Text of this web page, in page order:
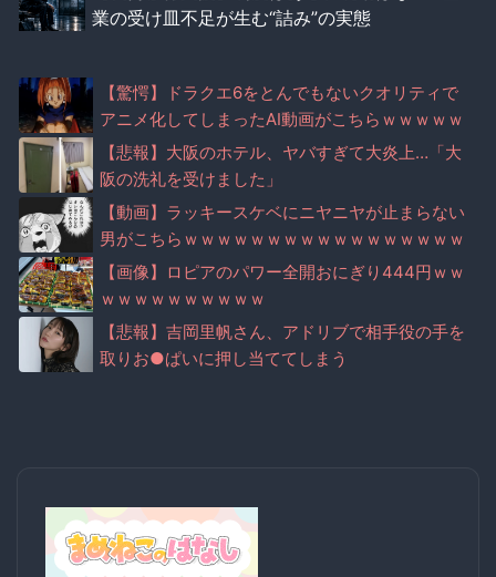
業の受け皿不足が生む“詰み”の実態
【驚愕】ドラクエ6をとんでもないクオリティで
アニメ化してしまったAI動画がこちらｗｗｗｗｗ
【悲報】大阪のホテル、ヤバすぎて大炎上…「大
阪の洗礼を受けました」
【動画】ラッキースケベにニヤニヤが止まらない
男がこちらｗｗｗｗｗｗｗｗｗｗｗｗｗｗｗｗｗ
ｗ【画像】ロピアのパワー全開おにぎり444円ｗｗ
ｗｗｗｗｗｗｗｗｗｗ
【悲報】吉岡里帆さん、アドリブで相手役の手を
取りお●ぱいに押し当ててしまう